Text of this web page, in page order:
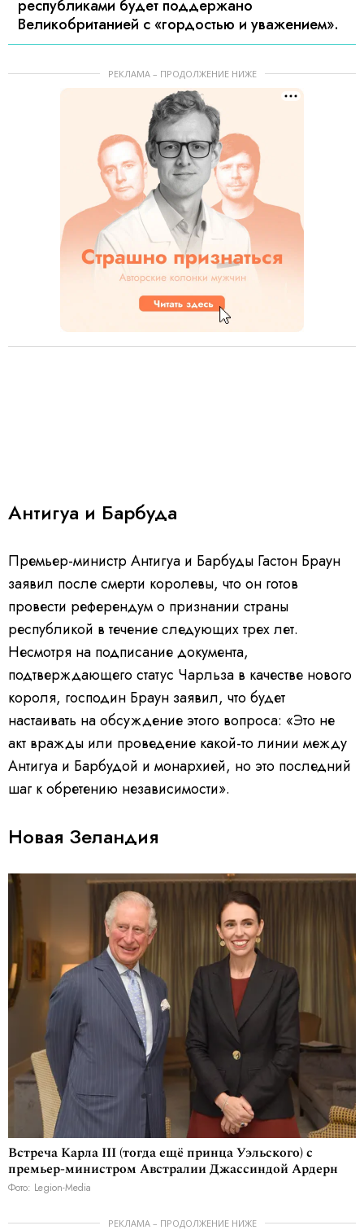
республиками будет поддержано
Великобританией с «гордостью и уважением».
РЕКЛАМА – ПРОДОЛЖЕНИЕ НИЖЕ
Антигуа и Барбуда
Премьер-министр Антигуа и Барбуды Гастон Браун
заявил после смерти королевы, что он готов
провести референдум о признании страны
республикой в течение следующих трех лет.
Несмотря на подписание документа,
подтверждающего статус Чарльза в качестве нового
короля, господин Браун заявил, что будет
настаивать на обсуждение этого вопроса: «Это не
акт вражды или проведение какой-то линии между
Антигуа и Барбудой и монархией, но это последний
шаг к обретению независимости».
Новая Зеландия
Встреча Карла III (тогда ещё принца Уэльского) с
премьер-министром Австралии Джассиндой Ардерн
Фото: Legion-Media
РЕКЛАМА – ПРОДОЛЖЕНИЕ НИЖЕ